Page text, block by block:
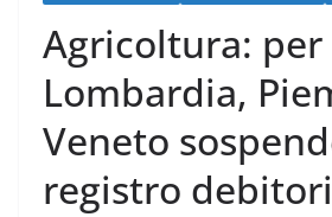
Agricoltura: per
Lombardia,
Veneto
registro debitori